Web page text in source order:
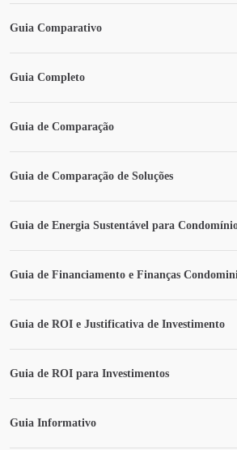
Guia Comparativo
Guia Completo
Guia de Comparação
Guia de Comparação de Soluções
Guia de Energia Sustentável para
Guia de Financiamento e Finanças
Guia de ROI e Justificativa de Investimento
Guia de ROI para Investimentos
Guia Informativo